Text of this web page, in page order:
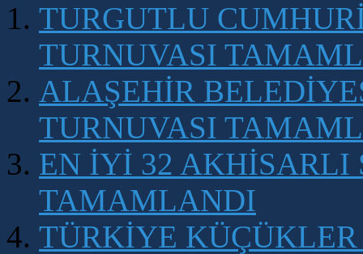
TURGUTLU
TURNUVASI
ALAŞEHİR
TURNUVASI
EN İYİ 32 AKHİSARLI
TAMAMLANDI
TÜRKİYE